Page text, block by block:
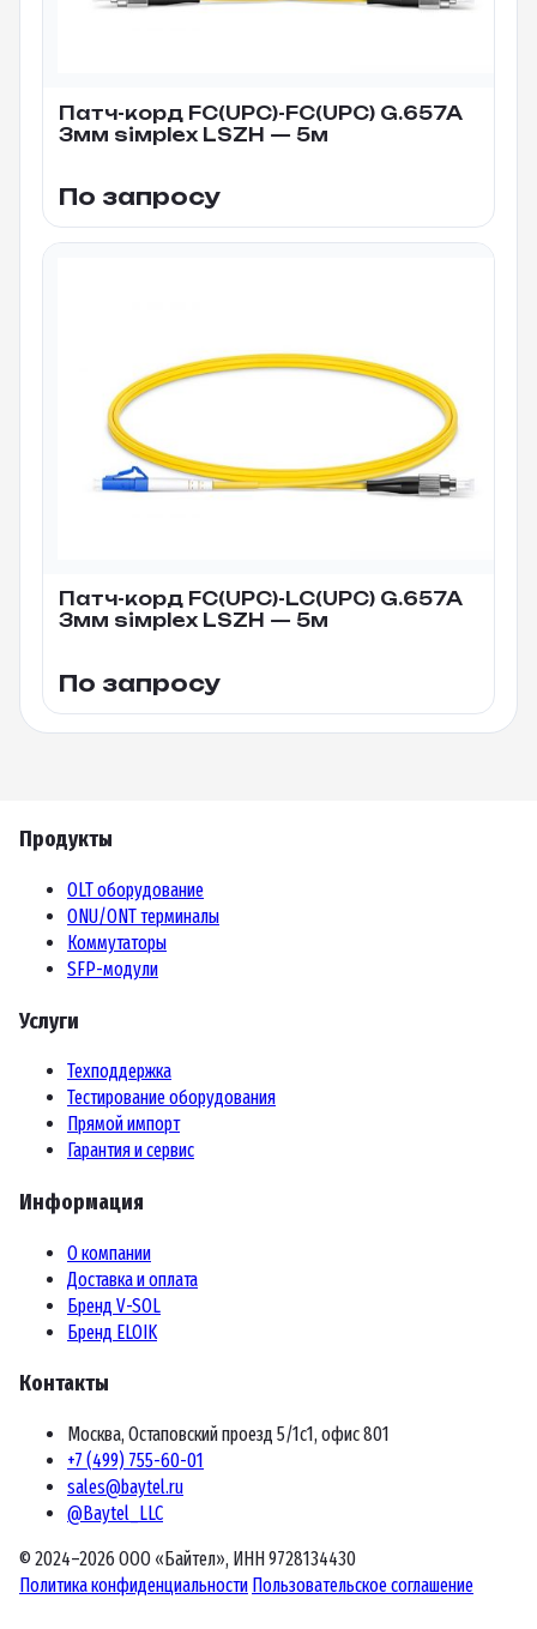
Патч-корд FC(UPC)-FC(UPC) G.657A
3мм siмplex LSZH — 5м
По запросу
Патч-корд FC(UPC)-LC(UPC) G.657A
3мм siмplex LSZH — 5м
По запросу
Продукты
OLT оборудование
ONU/ONT терминалы
Коммутаторы
SFP-модули
Услуги
Техподдержка
Тестирование оборудования
Прямой импорт
Гарантия и сервис
Информация
О компании
Доставка и оплата
Бренд V-SOL
Бренд ELOIK
Контакты
Москва, Остаповский проезд 5/1с1, офис 801
+7 (499) 755-60-01
sales@baytel.ru
@Baytel_LLC
© 2024–2026 ООО «Байтел», ИНН 9728134430
Политика конфиденциальности Пользовательское соглашение